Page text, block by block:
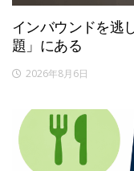
インバウンドを逃
題」にある
2026年8月6日